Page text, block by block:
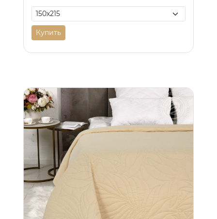
Купить